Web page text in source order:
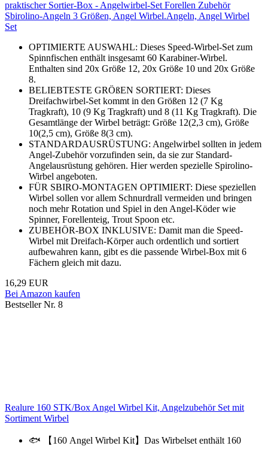
praktischer Sortier-Box - Angelwirbel-Set Forellen Zubehör
Sbirolino-Angeln 3 Größen, Angel Wirbel.Angeln, Angel Wirbel
Set
OPTIMIERTE AUSWAHL: Dieses Speed-Wirbel-Set zum
Spinnfischen enthält insgesamt 60 Karabiner-Wirbel.
Enthalten sind 20x Größe 12, 20x Größe 10 und 20x Größe
8.
BELIEBTESTE GRÖßEN SORTIERT: Dieses
Dreifachwirbel-Set kommt in den Größen 12 (7 Kg
Tragkraft), 10 (9 Kg Tragkraft) und 8 (11 Kg Tragkraft). Die
Gesamtlänge der Wirbel beträgt: Größe 12(2,3 cm), Größe
10(2,5 cm), Größe 8(3 cm).
STANDARDAUSRÜSTUNG: Angelwirbel sollten in jedem
Angel-Zubehör vorzufinden sein, da sie zur Standard-
Angelausrüstung gehören. Hier werden spezielle Spirolino-
Wirbel angeboten.
FÜR SBIRO-MONTAGEN OPTIMIERT: Diese speziellen
Wirbel sollen vor allem Schnurdrall vermeiden und bringen
noch mehr Rotation und Spiel in den Angel-Köder wie
Spinner, Forellenteig, Trout Spoon etc.
ZUBEHÖR-BOX INKLUSIVE: Damit man die Speed-
Wirbel mit Dreifach-Körper auch ordentlich und sortiert
aufbewahren kann, gibt es die passende Wirbel-Box mit 6
Fächern gleich mit dazu.
16,29 EUR
Bei Amazon kaufen
Bestseller Nr. 8
Realure 160 STK/Box Angel Wirbel Kit, Angelzubehör Set mit
Sortiment Wirbel
🐟 【160 Angel Wirbel Kit】Das Wirbelset enthält 160